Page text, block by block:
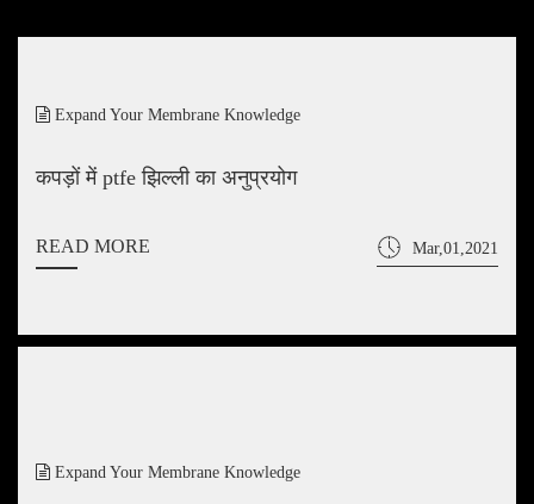
Expand Your Membrane Knowledge
कपड़ों में ptfe झिल्ली का अनुप्रयोग
READ MORE Mar,01,2021
Expand Your Membrane Knowledge